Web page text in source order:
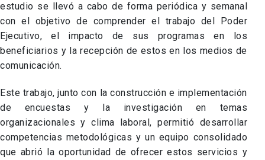
estudio se llevó a cabo de forma periódica y semanal
con el objetivo de comprender el trabajo del Poder
Ejecutivo, el impacto de sus programas en los
beneficiarios y la recepción de estos en los medios de
comunicación.
Este trabajo, junto con la construcción e implementación
de encuestas y la investigación en temas
organizacionales y clima laboral, permitió desarrollar
competencias metodológicas y un equipo consolidado
que abrió la oportunidad de ofrecer estos servicios y